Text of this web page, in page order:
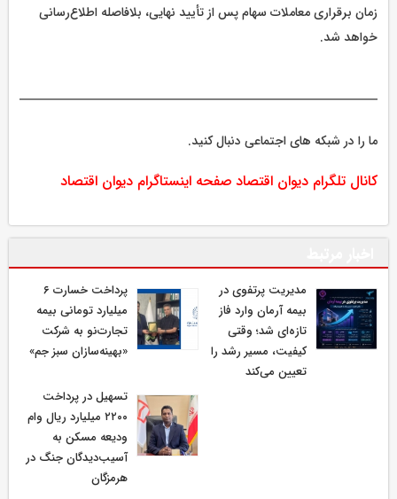
زمان برقراری معاملات سهام پس از تأیید نهایی، بلافاصله اطلاع‌رسانی
خواهد شد.
ما را در شبکه های اجتماعی دنبال کنید.
کانال تلگرام دیوان اقتصاد صفحه اینستاگرام دیوان اقتصاد
مدیریت پرتفوی در
بیمه آرمان وارد فاز
تازه‌ای شد؛ وقتی
کیفیت، مسیر رشد را
تعیین می‌کند
پرداخت خسارت ۶
میلیارد تومانی بیمه
تجارت‌نو به شرکت
«بهینه‌سازان سبز جم»
تسهیل در پرداخت
۲۲۰۰ میلیارد ریال وام
ودیعه مسکن به
آسیب‌دیدگان جنگ در
هرمزگان